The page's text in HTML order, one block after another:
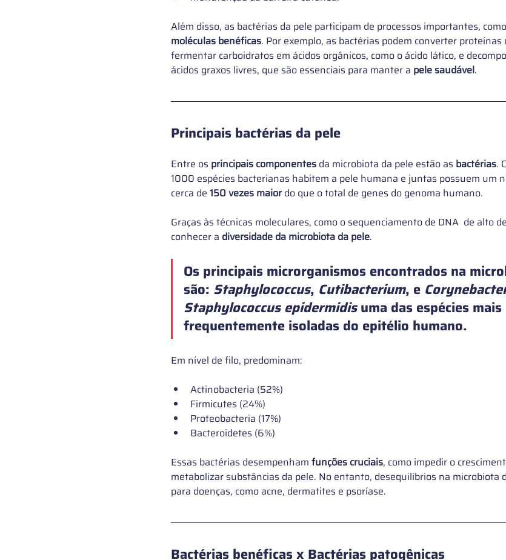
Além disso, as bactérias da pele participam de processos importantes,
moléculas benéficas. Por exemplo, as bactérias podem converter proteínas
fermentar carboidratos em ácidos orgânicos, como o ácido lático, e
ácidos graxos livres, que são essenciais para manter a pele saudável.
Principais bactérias da pele
Entre os principais componentes da microbiota da pele estão as bactérias.
1000 espécies bacterianas habitem a pele humana e juntas possuem um
cerca de 150 vezes maior do que o total de genes do genoma humano.
Graças às técnicas moleculares, como o sequenciamento de DNA  de alto
conhecer a diversidade da microbiota da pele.
Os principais microrganismos encontrados na
são: Staphylococcus, Cutibacterium, e
Staphylococcus epidermidis uma das espécies mais
frequentemente isoladas do epitélio humano.
Em nível de filo, predominam:
Actinobacteria (52%)
Firmicutes (24%)
Proteobacteria (17%)
Bacteroidetes (6%)
Essas bactérias desempenham funções cruciais, como impedir o
metabolizar substâncias da pele. No entanto, desequilíbrios na microbiota
para doenças, como acne, dermatites e psoríase.
Bactérias benéficas x Bactérias patogênicas